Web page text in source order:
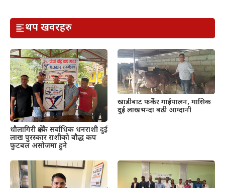
थप खवरहरु
धौलागिरी क्षेत्रकै सर्वाधिक धनराशी दुई
लाख पुरस्कार राशीको बौद्ध कप
फुटबल असोजमा हुने
खाडीबाट फर्केर गाईपालन, मासिक
दुई लाखभन्दा बढी आम्दानी